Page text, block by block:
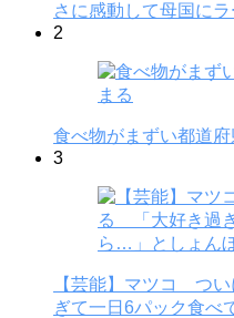
さに感動して母国に
2
食べ物がまずい都道
3
【芸能】マツコ つ
ぎて一日6パック食べ